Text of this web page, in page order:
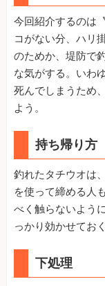
今回紹介するのは
コがない分、ハリ
のためか、堤防で
な気がする。いわ
死んでしまうため
よう。
持ち帰り方
釣れたタチウオは
を使って締める人
べく触らないよう
っかり効かせてお
下処理